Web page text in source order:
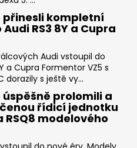
přinesli kompletní
RS3 8Y a Cupra
Audi vstoupil do
a Cupra Formentor VZ5 s
dorazily s ještě vy...
úspěšně prolomili a
řídicí jednotku
RSQ8 modelového